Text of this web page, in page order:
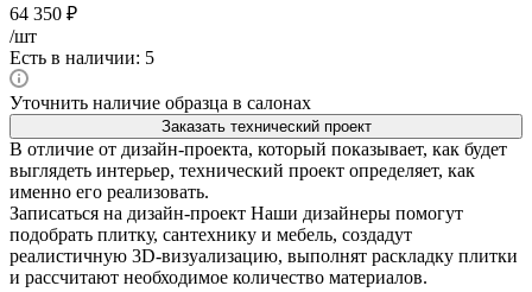
64 350 ₽
/шт
Есть в наличии: 5
Уточнить наличие образца в салонах
Заказать технический проект
В отличие от дизайн-проекта, который показывает, как будет
выглядеть интерьер, технический проект определяет, как
именно его реализовать.
Записаться на дизайн-проект Наши дизайнеры помогут
подобрать плитку, сантехнику и мебель, создадут
реалистичную 3D-визуализацию, выполнят раскладку плитки
и рассчитают необходимое количество материалов.